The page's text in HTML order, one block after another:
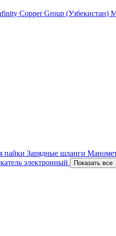
Copper Group (Узбекистан)
пайки Зарядные шланги
электронный Показать все